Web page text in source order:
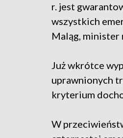
r. jest
wszystkich
Maląg, minister
Już wkrótce
uprawnionych
kryterium
W